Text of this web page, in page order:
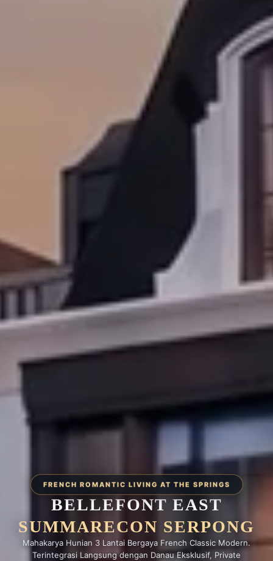
FRENCH ROMANTIC LIVING AT THE SPRINGS
BELLEFONT EAST
SUMMARECON SERPONG
Mahakarya Hunian 3 Lantai Bergaya French Classic Modern.
Terintegrasi Langsung dengan Danau Eksklusif, Private